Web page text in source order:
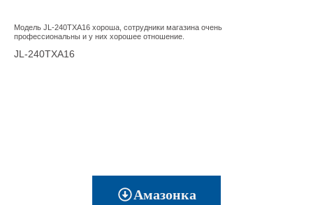
Модель JL-240TXA16 хороша, сотрудники магазина очень
профессиональны и у них хорошее отношение.
JL-240TXA16
Амазонка